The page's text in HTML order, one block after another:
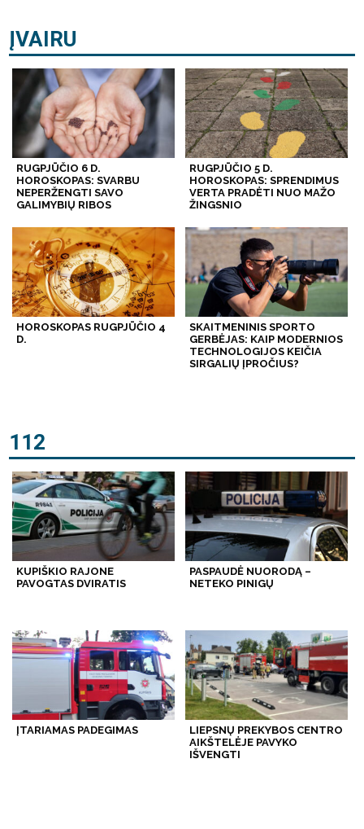
ĮVAIRU
RUGPJŪČIO 6 D.
HOROSKOPAS: SVARBU
NEPERŽENGTI SAVO
GALIMYBIŲ RIBOS
RUGPJŪČIO 5 D.
HOROSKOPAS: SPRENDIMUS
VERTA PRADĖTI NUO MAŽO
ŽINGSNIO
HOROSKOPAS RUGPJŪČIO 4
D.
SKAITMENINIS SPORTO
GERBĖJAS: KAIP MODERNIOS
TECHNOLOGIJOS KEIČIA
SIRGALIŲ ĮPROČIUS?
112
KUPIŠKIO RAJONE
PAVOGTAS DVIRATIS
PASPAUDĖ NUORODĄ –
NETEKO PINIGŲ
ĮTARIAMAS PADEGIMAS
LIEPSNŲ PREKYBOS CENTRO
AIKŠTELĖJE PAVYKO
IŠVENGTI